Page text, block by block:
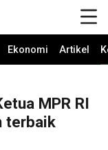
Ekonomi Artikel
MPR RI
terbaik